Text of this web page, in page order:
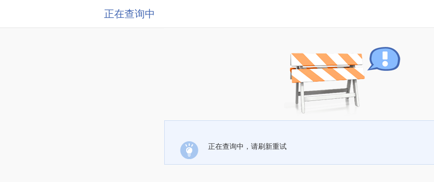
正在查询中
正在查询中，请刷新重试